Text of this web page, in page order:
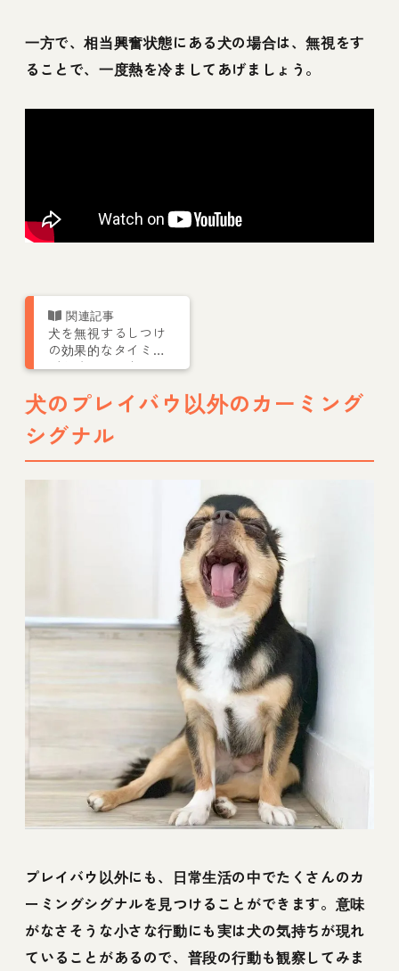
一方で、相当興奮状態にある犬の場合は、無視をす
ることで、一度熱を冷ましてあげましょう。
犬を無視するしつけ
の効果的なタイミン
グと時間は？犬が飼
も解説
犬のプレイバウ以外のカーミング
シグナル
プレイバウ以外にも、日常生活の中でたくさんのカ
ーミングシグナルを見つけることができます。意味
がなさそうな小さな行動にも実は犬の気持ちが現れ
ていることがあるので、普段の行動も観察してみま